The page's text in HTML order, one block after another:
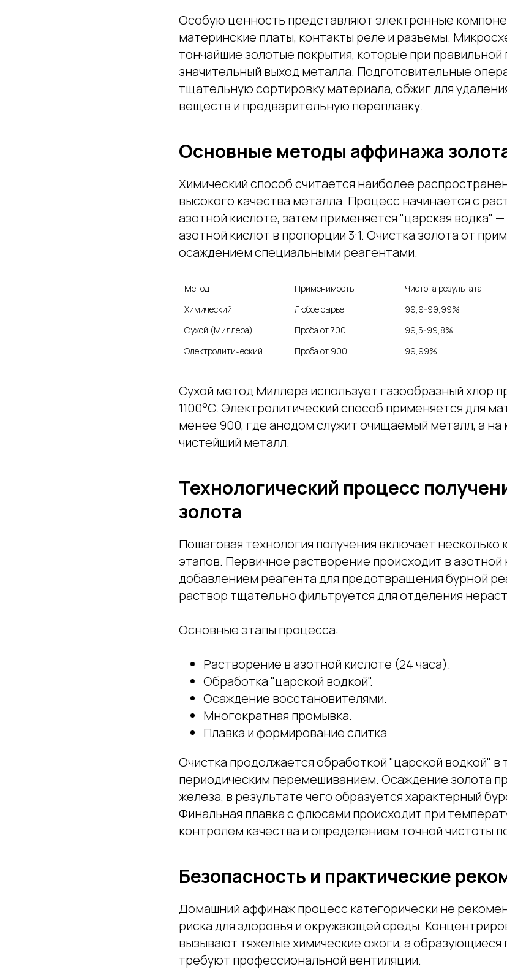
Особую ценность представляют электронные
материнские платы, контакты реле и разъемы.
тончайшие золотые покрытия, которые при
значительный выход металла. Подготовительные
тщательную сортировку материала, обжиг для
веществ и предварительную переплавку.
Основные методы аффинажа
Химический способ считается наиболее
высокого качества металла. Процесс начинается с
азотной кислоте, затем применяется "царская водка"
азотной кислот в пропорции 3:1. Очистка золота от
осаждением специальными реагентами.
Метод Применимость Чистота результата
Химический
Любое сырье 99,9-99,99%
Сухой (Миллера)
Проба от 700 99,5-99,8%
Электролитический
Проба от 900 99,99%
Сухой метод Миллера использует газообразный хлор
1100°С. Электролитический способ применяется для
менее 900, где анодом служит очищаемый металл, а на
чистейший металл.
Технологический процесс
золота
Пошаговая технология получения включает несколько
этапов. Первичное растворение происходит в
добавлением реагента для предотвращения бурной
раствор тщательно фильтруется для отделения
Основные этапы процесса:
Растворение в азотной кислоте (24 часа).
Обработка "царской водкой".
Осаждение восстановителями.
Многократная промывка.
Плавка и формирование слитка
Очистка продолжается обработкой "царской водкой" в
периодическим перемешиванием. Осаждение золота
железа, в результате чего образуется характерный
Финальная плавка с флюсами происходит при
контролем качества и определением точной чистоты
Безопасность и практические
Домашний аффинаж процесс категорически не
риска для здоровья и окружающей среды.
вызывают тяжелые химические ожоги, а образующиеся
требуют профессиональной вентиляции.